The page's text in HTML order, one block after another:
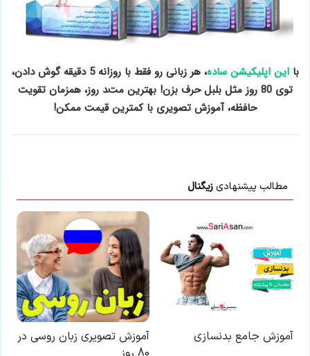
بااین اپلیکیشن ساده
، هر زبانی رو فقط با روزانه 5 دقیقه گوش دادن،
توی 80 روز مثل بلبل حرف بزن! بهترین متد روز، همزمان تقویت
حافظه، آموزش تصویری با کمترین قیمت ممکن!